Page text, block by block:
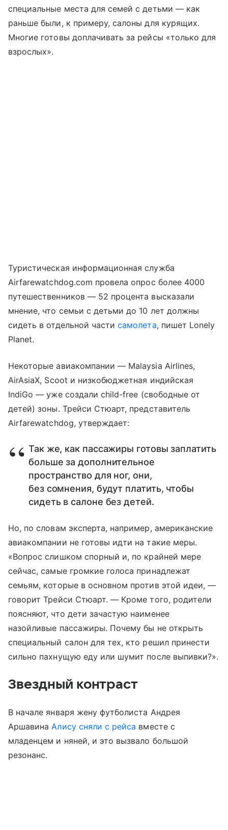
специальные места для семей с детьми — как
раньше были, к примеру, салоны для курящих.
Многие готовы доплачивать за рейсы «только для
взрослых».
Туристическая информационная служба
Airfarewatchdog.com провела опрос более 4000
путешественников — 52 процента высказали
мнение, что семьи с детьми до 10 лет должны
сидеть в отдельной частисамолета, пишет Lonely
Planet.
Некоторые авиакомпании — Malaysia Airlines,
AirAsiaX, Scoot и низкобюджетная индийская
IndiGo — уже создали child-free (свободные от
детей) зоны. Трейси Стюарт, представитель
Airfarewatchdog, утверждает:
Так же, как пассажиры готовы заплатить
больше за дополнительное
пространство для ног, они,
без сомнения, будут платить, чтобы
сидеть в салоне без детей.
Но, по словам эксперта, например, американские
авиакомпании не готовы идти на такие меры.
«Вопрос слишком спорный и, по крайней мере
сейчас, самые громкие голоса принадлежат
семьям, которые в основном против этой идеи, —
говорит Трейси Стюарт. — Кроме того, родители
поясняют, что дети зачастую наименее
назойливые пассажиры. Почему бы не открыть
специальный салон для тех, кто решил принести
сильно пахнущую еду или шумит после выпивки?».
Звездный контраст
В начале января жену футболиста Андрея
АршавинаАлису сняли с рейса вместе с
младенцем и няней, и это вызвало большой
резонанс.